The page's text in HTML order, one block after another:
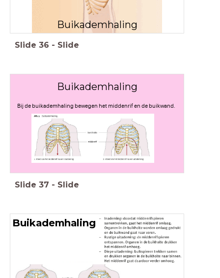
Buikademhaling
Slide 36 - Slide
Buikademhaling
Bij de buikademhaling bewegen het middenrif en de buikwand.
Slide 37 - Slide
Buikademhaling